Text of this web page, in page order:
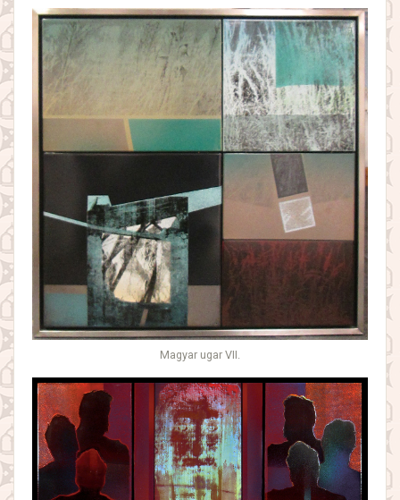
Magyar ugar VII.